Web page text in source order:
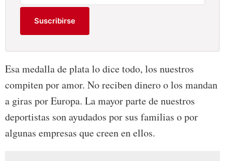
Suscribirse
Esa medalla de plata lo dice todo, los nuestros
compiten por amor. No reciben dinero o los mandan
a giras por Europa. La mayor parte de nuestros
deportistas son ayudados por sus familias o por
algunas empresas que creen en ellos.